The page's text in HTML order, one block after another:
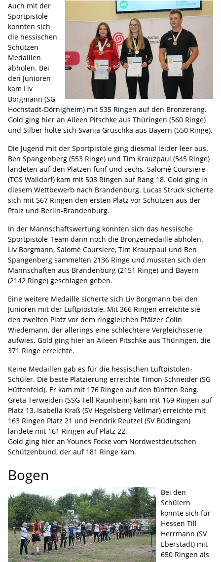
Auch mit der
Sportpistole
konnten sich
die hessischen
Schützen
Medaillen
abholen. Bei
den Junioren
kam Liv
Borgmann (SG
Hochstadt-Dörnigheim) mit 535 Ringen auf den Bronzerang.
Gold ging hier an Aileen Pitschke aus Thüringen (560 Ringe)
und Silber holte sich Svanja Gruschka aus Bayern (550 Ringe).
Die Jugend mit der Sportpistole ging diesmal leider leer aus.
Ben Spangenberg (553 Ringe) und Tim Krauzpaul (545 Ringe)
landeten auf den Plätzen fünf und sechs. Salomé Coursiere
(TGS Walldorf) kam mit 503 Ringen auf Rang 18. Gold ging in
diesem Wettbewerb nach Brandenburg. Lucas Struck sicherte
sich mit 567 Ringen den ersten Platz vor Schützen aus der
Pfalz und Berlin-Brandenburg.
In der Mannschaftswertung konnten sich das hessische
Sportpistole-Team dann noch die Bronzemedaille abholen.
Liv Borgmann, Salomé Coursiere, Tim Krauzpaul und Ben
Spangenberg sammelten 2136 Ringe und mussten sich den
Mannschaften aus Brandenburg (2151 Ringe) und Bayern
(2142 Ringe) geschlagen geben.
Eine weitere Medaille sicherte sich Liv Borgmann bei den
Junioren mit der Luftpiostole. Mit 366 Ringen erreichte sie
den zweiten Platz vor dem ringgleichen Pfälzer Colin
Wiedemann, der allerings eine schlechtere Vergleichsserie
aufwies. Gold ging hier an Aileen Pitschke aus Thüringen, die
371 Ringe erreichte.
Keine Medaillen gab es für die hessischen Luftpistolen-
Schüler. Die beste Platzierung erreichte Timon Schneider (SG
Hüttenfeld). Er kam mit 176 Ringen auf den fünften Rang.
Greta Terweiden (SSG Tell Raunheim) kam mit 169 Ringen auf
Platz 13, Isabella Kraß (SV Hegelsberg Vellmar) erreichte mit
163 Ringen Platz 21 und Hendrik Reutzel (SV Büdingen)
landete mit 161 Ringen auf Platz 22.
Gold ging hier an Younes Focke vom Nordwestdeutschen
Schützenbund, der auf 181 Ringe kam.
Bogen
Bei den
Schülern
konnte sich für
Hessen Till
Herrmann (SV
Eberstadt) mit
650 Ringen als